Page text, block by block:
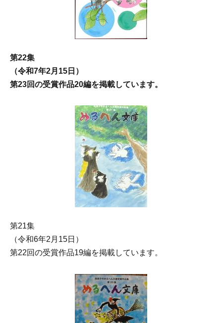
第22集
（令和7年2月15日）
第23回の受賞作品20編を掲載しています。
第21集
（令和6年2月15日）
第22回の受賞作品19編を掲載しています。